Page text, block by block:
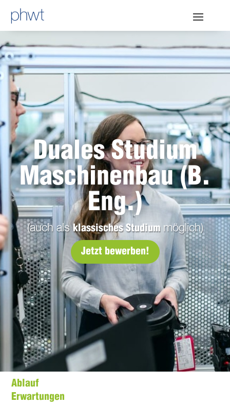
Duales Studium
Maschinenbau (B.
Eng.)
(auch alsklassisches Studiummöglich)
Jetzt bewerben!
Ablauf
Erwartungen